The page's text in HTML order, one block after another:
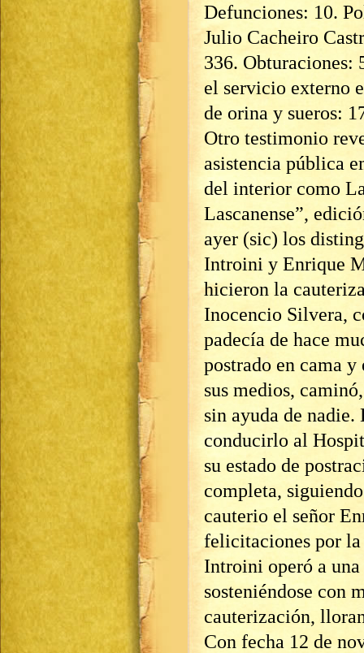
Defunciones: 10.
Julio Cacheiro
336. Obturaciones:
el servicio externo
de orina y sueros:
Otro testimonio
asistencia pública
del interior como
Lascanense”,
ayer (sic) los
Introini y Enrique
hicieron la
Inocencio Silvera,
padecía de hace
postrado en cama
sus medios,
sin ayuda de nadie.
conducirlo al
su estado de
completa,
cauterio el señor
felicitaciones por la
Introini operó a
sosteniéndose con
cauterización,
Con fecha 12 de